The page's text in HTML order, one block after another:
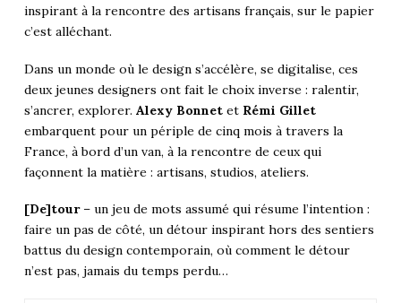
inspirant à la rencontre des artisans français, sur le papier
c’est alléchant.
Dans un monde où le design s’accélère, se digitalise, ces
deux jeunes designers ont fait le choix inverse : ralentir,
s’ancrer, explorer. Alexy Bonnetet Rémi Gillet
embarquent pour un périple de cinq mois à travers la
France, à bord d’un van, à la rencontre de ceux qui
façonnent la matière : artisans, studios, ateliers.
[De]tour– un jeu de mots assumé qui résume l’intention :
faire un pas de côté, un détour inspirant hors des sentiers
battus du design contemporain, où comment le détour
n’est pas, jamais du temps perdu…